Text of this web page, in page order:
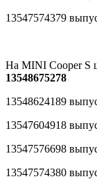
13547574379
На MINI Cooper S
13548675278
13548624189
13547604918
13547576698
13547574380